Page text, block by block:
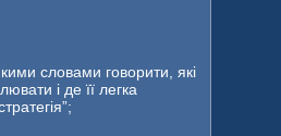
словами говорити, які
і де її легка